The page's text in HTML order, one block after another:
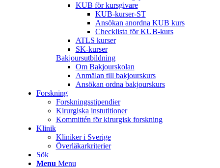
KUB för kursgivare
KUB-kurser-ST
Ansökan anordna KUB kurs
Checklista för KUB-kurs
ATLS kurser
SK-kurser
Bakjoursutbildning
Om Bakjourskolan
Anmälan till bakjourskurs
Ansökan ordna bakjourskurs
Forskning
Forskningsstipendier
Kirurgiska instutitioner
Kommittén för kirurgisk forskning
Klinik
Kliniker i Sverige
Överläkarkriterier
Sök
Menu Menu